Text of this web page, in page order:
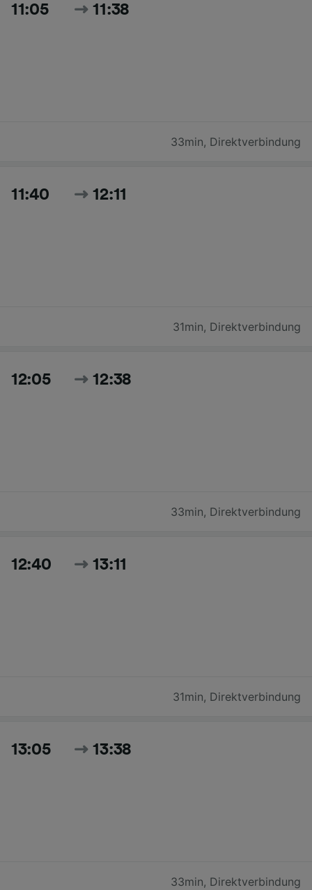
11:05 11:38
33min, Direktverbindung
11:40 12:11
31min, Direktverbindung
12:05 12:38
33min, Direktverbindung
12:40 13:11
31min, Direktverbindung
13:05 13:38
33min, Direktverbindung